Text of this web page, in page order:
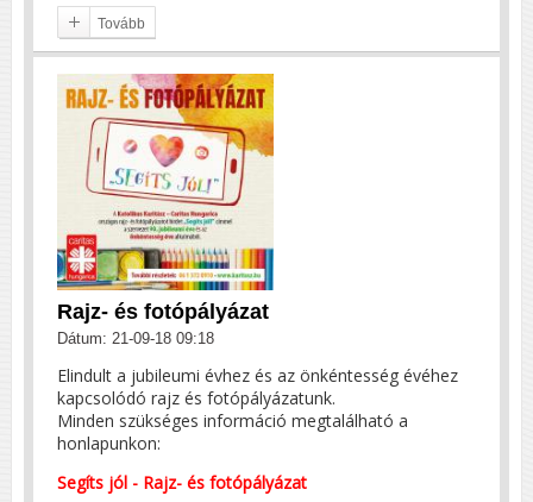
Tovább
Rajz- és fotópályázat
Dátum: 21-09-18 09:18
Elindult a jubileumi évhez és az önkéntesség évéhez
kapcsolódó rajz és fotópályázatunk.
Minden szükséges információ megtalálható a
honlapunkon:
Segíts jól - Rajz- és fotópályázat